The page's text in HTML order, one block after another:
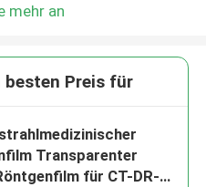
mehr an
besten Preis für
Transparenter
für CT-DR-